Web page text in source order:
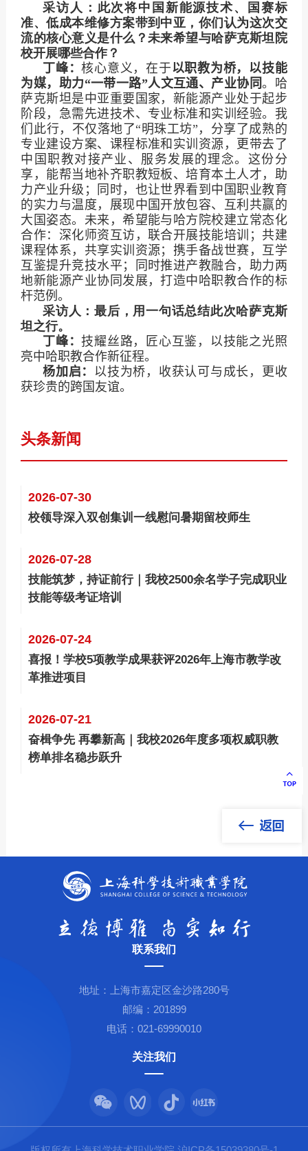
采访人：此次将中国新能源技术、国赛标
准、低成本维修方案带到中亚，你们认为这次交
流的核心意义是什么？未来希望与哈萨克斯坦院
校开展哪些合作？
丁峰：核心意义，在于以职教为桥，以技能
为媒，助力“一带一路”人文互通、产业协同。哈
萨克斯坦是中亚重要国家，新能源产业处于起步
阶段，急需先进技术、专业标准和实训经验。我
们此行，不仅落地了“明珠工坊”，分享了成熟的
专业建设方案、课程标准和实训资源，更带去了
中国职教对接产业、服务发展的理念。这份分
享，能帮当地补齐职教短板、培育本土人才，助
力产业升级；同时，也让世界看到中国职业教育
的实力与温度，展现中国开放包容、互利共赢的
大国姿态。未来，希望能与哈方院校建立常态化
合作：深化师资互访，联合开展技能培训；共建
课程体系，共享实训资源；携手备战世赛，互学
互鉴提升竞技水平；同时推进产教融合，助力两
地新能源产业协同发展，打造中哈职教合作的标
杆范例。
采访人：最后，用一句话总结此次哈萨克斯
坦之行。
丁峰：技耀丝路，匠心互鉴，以技能之光照
亮中哈职教合作新征程。
杨加启： 以技为桥，收获认可与成长，更收
获珍贵的跨国友谊。
头条新闻
2026-07-30
校领导深入双创集训一线慰问暑期留校师生
2026-07-28
技能筑梦，持证前行｜我校2500余名学子完成职业
技能等级考证培训
2026-07-24
喜报！学校5项教学成果获评2026年上海市教学改
革推进项目
2026-07-21
奋楫争先 再攀新高｜我校2026年度多项权威职教
榜单排名稳步跃升
联系我们
地址：上海市嘉定区金沙路280号
邮编：201899
电话：021-69990010
关注我们